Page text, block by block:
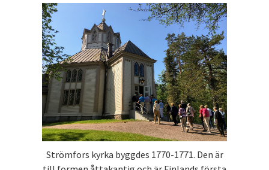
Strömfors kyrka byggdes 1770-1771. Den är